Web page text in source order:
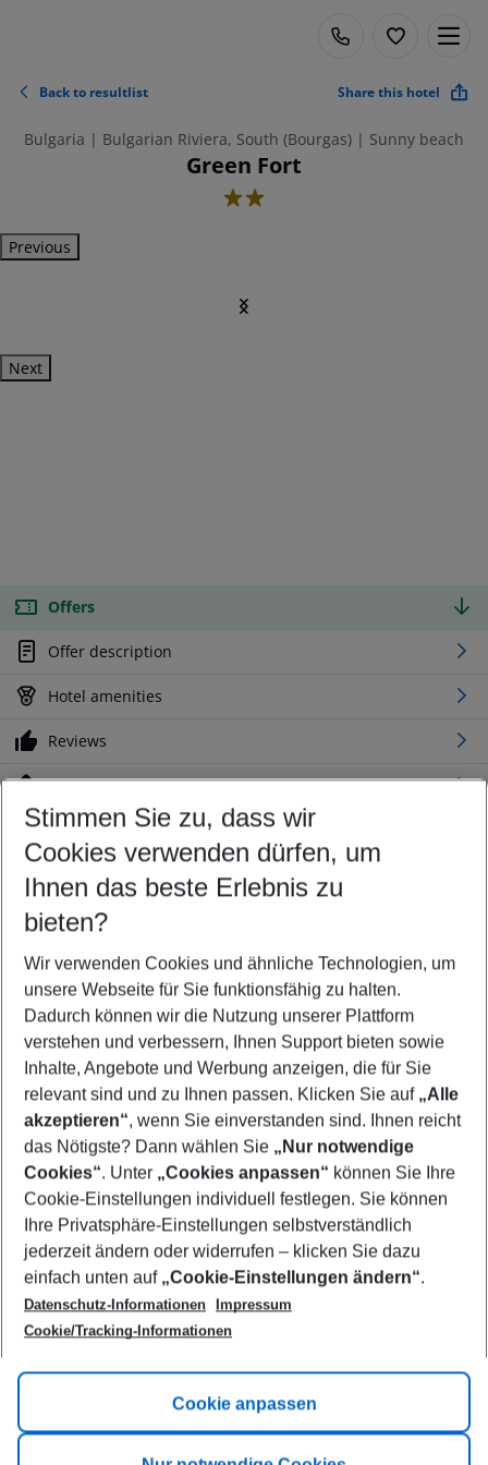
Back to resultlist Share this hotel
Bulgaria | Bulgarian Riviera, South (Bourgas) | Sunny beach
Green Fort
2
Previous
Next
Offers
Offer description
Hotel amenities
Reviews
Location
Customize your offer
Find the perfect deal which suits your best
Your departure airport
Any airport
Select your date range
09/08/26–07/08/27 5-8 nights
Who will travel
2 adults No children
Show more filter
Footer
Footer navigation
Title A
Link A
Stimmen Sie zu, dass wir
Cookies verwenden dürfen, um
Ihnen das beste Erlebnis zu
bieten?
Wir verwenden Cookies und ähnliche Technologien, um
unsere Webseite für Sie funktionsfähig zu halten.
Dadurch können wir die Nutzung unserer Plattform
verstehen und verbessern, Ihnen Support bieten sowie
Inhalte, Angebote und Werbung anzeigen, die für Sie
relevant sind und zu Ihnen passen. Klicken Sie auf „Alle
akzeptieren“, wenn Sie einverstanden sind. Ihnen reicht
das Nötigste? Dann wählen Sie „Nur notwendige
Cookies“. Unter „Cookies anpassen“ können Sie Ihre
Cookie-Einstellungen individuell festlegen. Sie können
Ihre Privatsphäre-Einstellungen selbstverständlich
jederzeit ändern oder widerrufen – klicken Sie dazu
einfach unten auf „Cookie-Einstellungen ändern“.
Datenschutz-Informationen
Impressum
Cookie/Tracking-Informationen
Cookie anpassen